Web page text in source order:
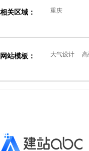
相关区域： 重庆
网站模板： 大气设计